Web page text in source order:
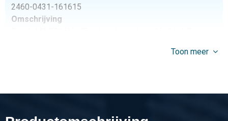
2460-0431-161615
Omschrijving
Bruto prijs
Toon meer